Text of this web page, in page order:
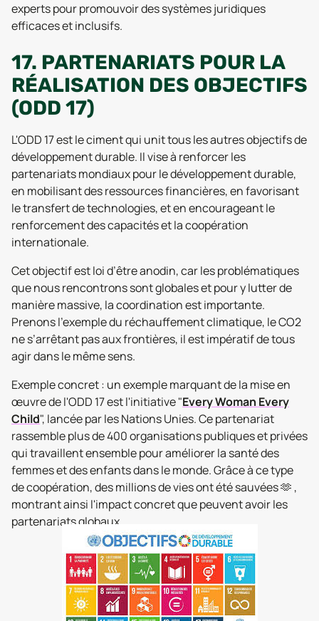
experts pour promouvoir des systèmes juridiques
efficaces et inclusifs.
17. PARTENARIATS POUR LA
RÉALISATION DES OBJECTIFS
(ODD 17)
L'ODD 17 est le ciment qui unit tous les autres objectifs de
développement durable. Il vise à renforcer les
partenariats mondiaux pour le développement durable,
en mobilisant des ressources financières, en favorisant
le transfert de technologies, et en encourageant le
renforcement des capacités et la coopération
internationale.
Cet objectif est loi d’être anodin, car les problématiques
que nous rencontrons sont globales et pour y lutter de
manière massive, la coordination est importante.
Prenons l’exemple du réchauffement climatique, le CO2
ne s’arrêtant pas aux frontières, il est impératif de tous
agir dans le même sens.
Exemple concret : un exemple marquant de la mise en
œuvre de l'ODD 17 est l'initiative "Every Woman Every
Child", lancée par les Nations Unies. Ce partenariat
rassemble plus de 400 organisations publiques et privées
qui travaillent ensemble pour améliorer la santé des
femmes et des enfants dans le monde. Grâce à ce type
de coopération, des millions de vies ont été sauvées 🫶 ,
montrant ainsi l'impact concret que peuvent avoir les
partenariats globaux.